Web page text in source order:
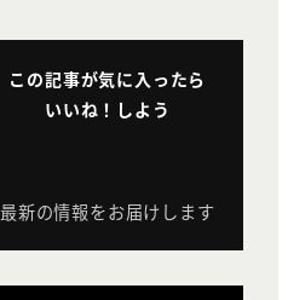
この記事が気に入ったら
いいね！しよう
最新の情報をお届けします